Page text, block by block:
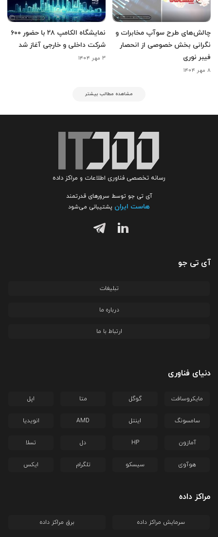
چالش‌های طرح سوآپ مخابرات و
نگرانی بخش خصوصی از انحصار
فیبر نوری
۸ مهر ۱۴۰۴
نمایشگاه الکامپ ۲۸ با حضور ۶۰۰
شرکت داخلی و خارجی آغاز شد
۳ مهر ۱۴۰۴
مشاهده مطالب بیشتر
رسانه تخصصی فناوری اطلاعات و مراکز داده
آی تی جو توسط سرورهای قدرتمند
هاست ایران پشتیبانی می‌شود
آی تی جو
تبلیغات
درباره ما
ارتباط با ما
دنیای فناوری
مایکروسافت گوگل متا اپل
سامسونگ اینتل AMD انویدیا
آمازون HP دل تسلا
هوآوی سیسکو تلگرام ایکس
مراکز داده
سرمایش مراکز داده برق مراکز داده